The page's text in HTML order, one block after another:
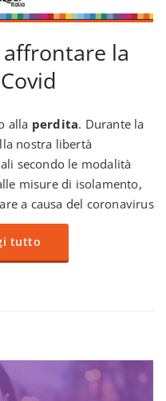
la
alla perdita. Durante la
nostra libertà
secondo le modalità
misure di isolamento,
a causa del coronavirus
tutto